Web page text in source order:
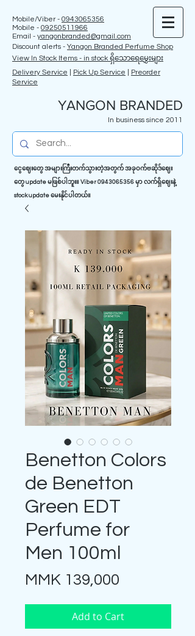
Mobile/Viber - 0943065356
Mobile - 09250511966
Email - yangonbranded@gmail.com
Discount alerts - Yangon Branded Perfume Shop
View In Stock Items - in stock ရှိသောရေမွှေးများ
Delivery Service
Pick Up Service
Preorder
Service
YANGON BRANDED
In business since 2011
ငွေဈေးတွေ အများကြီးတက်သွားတဲ့အတွက် အခုဝက်ဗဆိုဒ်ဈေး
တွေ update မဖြစ်ပါဘူး။ Viber0943065356 မှာ လက်ရှိဈေးနဲ့
stock update မေးနိုင်ပါတယ်။
Benetton Colors
de Benetton
Green EDT
Perfume for
Men 100ml
MMK 139,000
Add to Cart